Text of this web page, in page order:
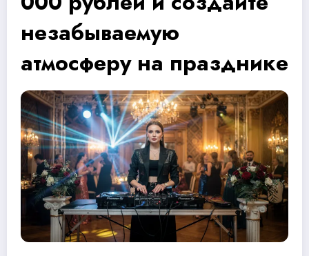
незабываемую
атмосферу на празднике